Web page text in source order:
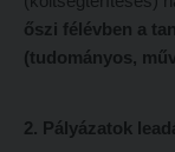
Hasznos linkek
OKTATÁS
Szabályzatok
Határozatok
őszi félévben a
(tudományos,
2. Pályázatok